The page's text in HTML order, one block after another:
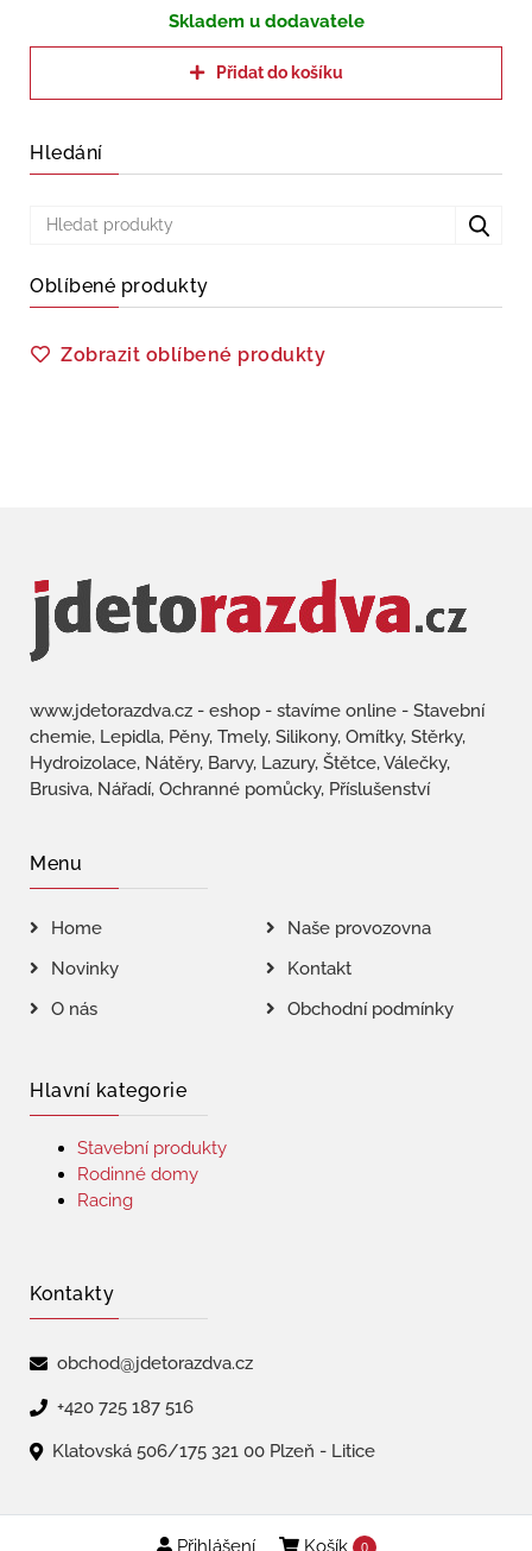
Přihlášení Košík 0
Skladem u dodavatele
Přidat do košíku
Hledání
Oblíbené produkty
Zobrazit oblíbené produkty
www.jdetorazdva.cz - eshop - stavíme online - Stavební
chemie, Lepidla, Pěny, Tmely, Silikony, Omítky, Stěrky,
Hydroizolace, Nátěry, Barvy, Lazury, Štětce, Válečky,
Brusiva, Nářadí, Ochranné pomůcky, Příslušenství
Menu
Home
Naše provozovna
Novinky
Kontakt
O nás
Obchodní podmínky
Hlavní kategorie
Stavební produkty
Rodinné domy
Racing
Kontakty
obchod@jdetorazdva.cz
+420 725 187 516
Klatovská 506/175 321 00 Plzeň - Litice